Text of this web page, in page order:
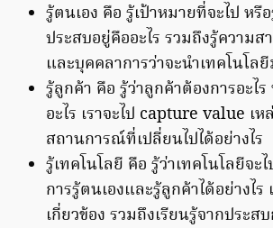
รู้ตนเอง คือ รู้เป้าหมายที่จะไป หรื
ประสบอยู่คืออะไร รวมถึงรู้ความส
และบุคคลาการว่าจะนำเทคโนโลยี
รู้ลูกค้า คือ รู้ว่าลูกค้าต้องการอะไ
อะไร เราจะไป capture value เ
สถานการณ์ที่เปลี่ยนไปได้อย่างไร
รู้เทคโนโลยี คือ รู้ว่าเทคโนโลยีจะ
การรู้ตนเองและรู้ลูกค้าได้อย่างไร
เกี่ยวข้อง รวมถึงเรียนรู้จากประ